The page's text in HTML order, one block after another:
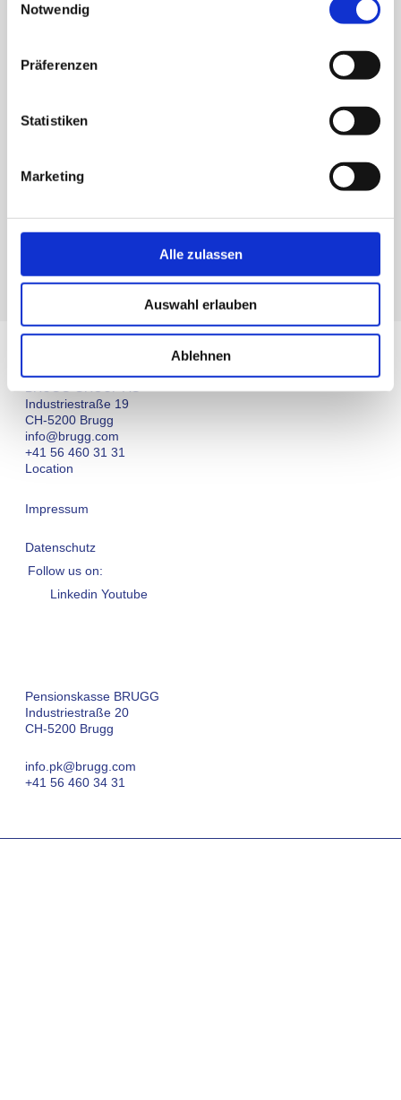
Notwendig
Präferenzen
Statistiken
Marketing
Alle zulassen
Auswahl erlauben
Ablehnen
Medienkonferenz
Es scheint, als ob wir nicht das finden konnten, wonach Sie
gesucht haben. Möglicherweise hilft eine Suche.
Industriestraße 19
CH-5200 Brugg
info@brugg.com
+41 56 460 31 31
Location
Impressum
Datenschutz
Follow us on:
Linkedin Youtube
Pensionskasse BRUGG
Industriestraße 20
CH-5200 Brugg
info.pk@brugg.com
+41 56 460 34 31